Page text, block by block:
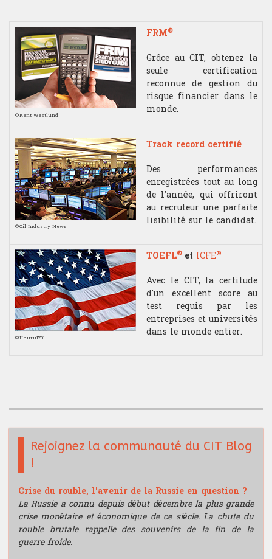
Mathématiques
Mathématiques financières
Microéconomie
Psychologie du Trading
TRADING
Gestion portefeuille
Choix sous-jacent
Gestion du risque
Money management
Gestion du stress
Analyse technique
Finance comportementale
Optimisation de portfolio
Trading HF
l'expérience du trading acquises à
l'issue de cette formation
ouvrent les portes à différentes
carrières dans les métiers de la
finance de marché.
©Kent Westlund
FRM®
Grâce au CIT, obtenez la
seule certification
reconnue de gestion du
risque financier dans le
monde.
©Oil Industry News
Track record certifié
Des performances
enregistrées tout au long
de l'année, qui offriront
au recruteur une parfaite
lisibilité sur le candidat.
©Uhuru1701
TOEFL® et ICFE®
Avec le CIT, la certitude
d'un excellent score au
test requis par les
entreprises et universités
dans le monde entier.
Rejoignez la communauté du CIT Blog
!
Crise du rouble, l'avenir de la Russie en question ?
La Russie a connu depuis début décembre la plus grande
crise monétaire et économique de ce siècle. La chute du
rouble brutale rappelle des souvenirs de la fin de la
guerre froide.